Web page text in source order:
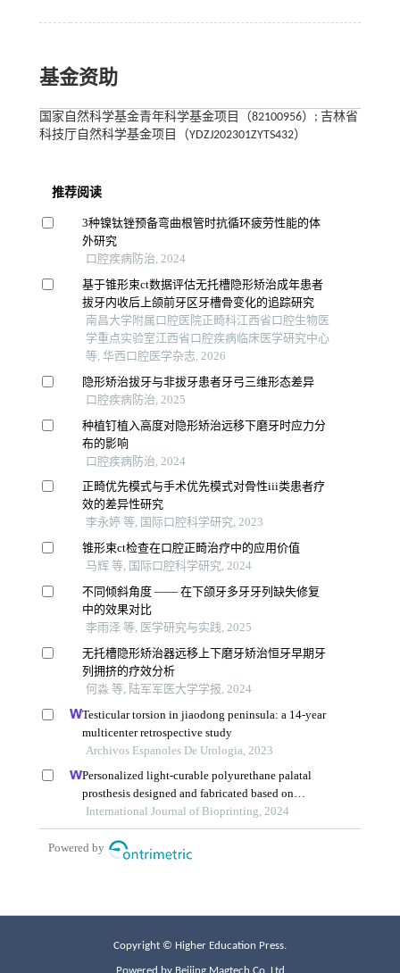
基金资助
国家自然科学基金青年科学基金项目（82100956）; 吉林省
科技厅自然科学基金项目（YDZJ202301ZYTS432）
Copyright © Higher Education Press.